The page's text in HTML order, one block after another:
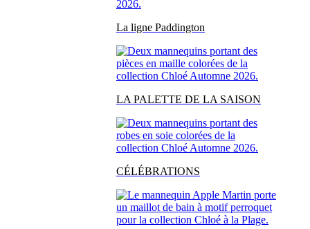
La ligne Paddington
LA PALETTE DE LA SAISON
CÉLÉBRATIONS